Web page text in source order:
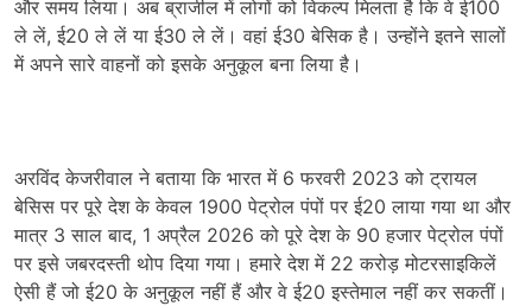
और समय लिया। अब ब्राजील में लोगों को विकल्प मिलता है कि वे ई100
ले लें, ई20 ले लें या ई30 ले लें। वहां ई30 बेसिक है। उन्होंने इतने सालों
में अपने सारे वाहनों को इसके अनुकूल बना लिया है।
अरविंद केजरीवाल ने बताया कि भारत में 6 फरवरी 2023 को ट्रायल
बेसिस पर पूरे देश के केवल 1900 पेट्रोल पंपों पर ई20 लाया गया था और
मात्र 3 साल बाद, 1 अप्रैल 2026 को पूरे देश के 90 हजार पेट्रोल पंपों
पर इसे जबरदस्ती थोप दिया गया। हमारे देश में 22 करोड़ मोटरसाइकिलें
ऐसी हैं जो ई20 के अनुकूल नहीं हैं और वे ई20 इस्तेमाल नहीं कर सकतीं।